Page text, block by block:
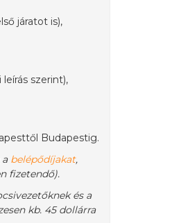
járatot is),
szerint),
Budapestig.
belépődíjakat,
fizetendő).
és a
kb. 45 dollárra